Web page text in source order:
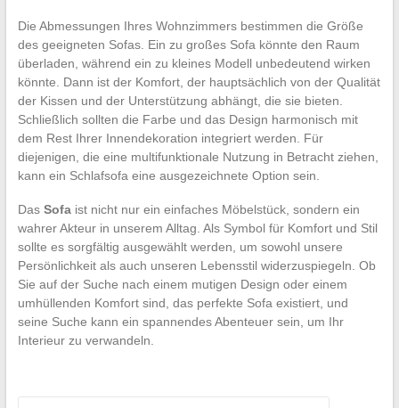
Die Abmessungen Ihres Wohnzimmers bestimmen die Größe
des geeigneten Sofas. Ein zu großes Sofa könnte den Raum
überladen, während ein zu kleines Modell unbedeutend wirken
könnte. Dann ist der Komfort, der hauptsächlich von der Qualität
der Kissen und der Unterstützung abhängt, die sie bieten.
Schließlich sollten die Farbe und das Design harmonisch mit
dem Rest Ihrer Innendekoration integriert werden. Für
diejenigen, die eine multifunktionale Nutzung in Betracht ziehen,
kann ein Schlafsofa eine ausgezeichnete Option sein.
Das Sofaist nicht nur ein einfaches Möbelstück, sondern ein
wahrer Akteur in unserem Alltag. Als Symbol für Komfort und Stil
sollte es sorgfältig ausgewählt werden, um sowohl unsere
Persönlichkeit als auch unseren Lebensstil widerzuspiegeln. Ob
Sie auf der Suche nach einem mutigen Design oder einem
umhüllenden Komfort sind, das perfekte Sofa existiert, und
seine Suche kann ein spannendes Abenteuer sein, um Ihr
Interieur zu verwandeln.